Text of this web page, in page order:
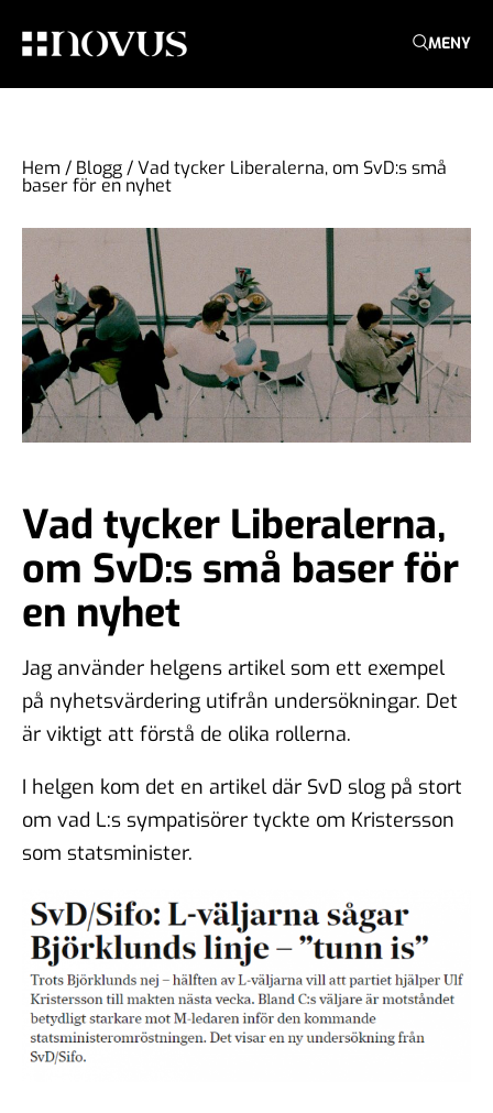
MENY
Hem / Blogg/Vad tycker Liberalerna, om SvD:s små
baser för en nyhet
Vad tycker Liberalerna,
om SvD:s små baser för
en nyhet
Jag använder helgens artikel som ett exempel
på nyhetsvärdering utifrån undersökningar. Det
är viktigt att förstå de olika rollerna.
I helgen kom det en artikel där SvD slog på stort
om vad L:s sympatisörer tyckte om Kristersson
som statsminister.